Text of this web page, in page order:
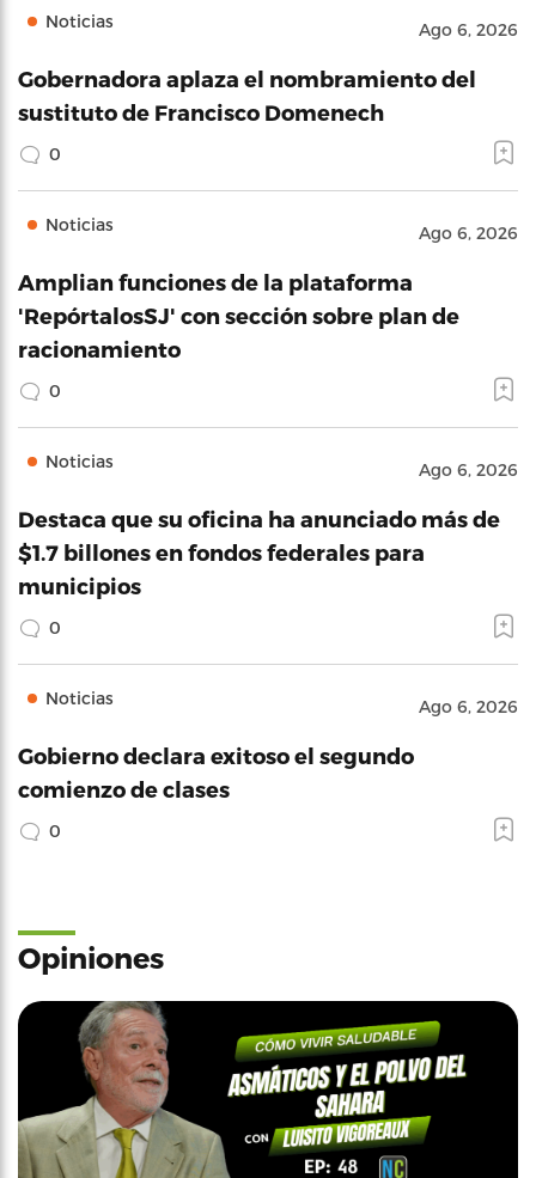
Noticias Ago 6, 2026
Gobernadora aplaza el nombramiento del
sustituto de Francisco Domenech
0
Noticias Ago 6, 2026
Amplian funciones de la plataforma
'RepórtalosSJ' con sección sobre plan de
racionamiento
0
Noticias Ago 6, 2026
Destaca que su oficina ha anunciado más de
$1.7 billones en fondos federales para
municipios
0
Noticias Ago 6, 2026
Gobierno declara exitoso el segundo
comienzo de clases
0
Opiniones